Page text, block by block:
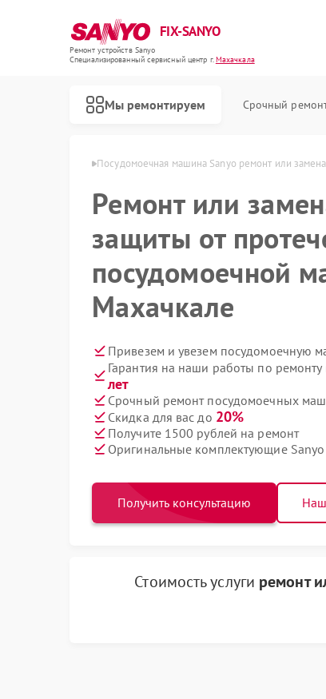
FIX-SANYO
Ремонт устройств Sanyo
Специализированный cервисный центр г.Махачкала
Мы ремонтируем Срочный
в Махачкале Посудомоечная машина Sanyo ремонт или
Ремонт или
защиты от
посудомоечной
Махачкале
Привезем и увезем посудомоечную
Гарантия на наши работы по
лет
Срочный ремонт посудомоечных
Скидка для вас до 20%
Получите 1500 рублей на ремонт
Оригинальные комплектующие Sanyo
Получить консультацию
Стоимость услуги ремонт